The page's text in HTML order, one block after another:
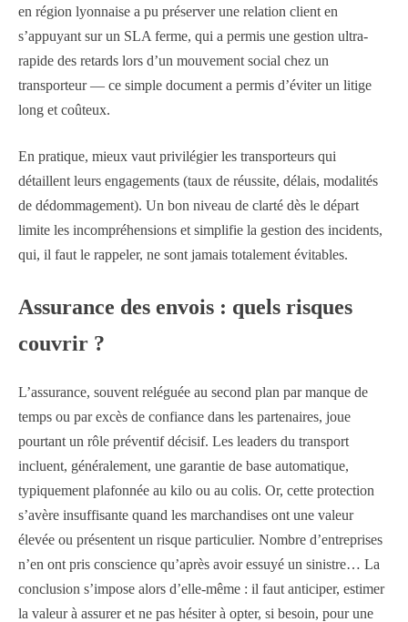
en région lyonnaise a pu préserver une relation client en
s’appuyant sur un SLA ferme, qui a permis une gestion ultra-
rapide des retards lors d’un mouvement social chez un
transporteur — ce simple document a permis d’éviter un litige
long et coûteux.
En pratique, mieux vaut privilégier les transporteurs qui
détaillent leurs engagements (taux de réussite, délais, modalités
de dédommagement). Un bon niveau de clarté dès le départ
limite les incompréhensions et simplifie la gestion des incidents,
qui, il faut le rappeler, ne sont jamais totalement évitables.
Assurance des envois : quels risques
couvrir ?
L’assurance, souvent reléguée au second plan par manque de
temps ou par excès de confiance dans les partenaires, joue
pourtant un rôle préventif décisif. Les leaders du transport
incluent, généralement, une garantie de base automatique,
typiquement plafonnée au kilo ou au colis. Or, cette protection
s’avère insuffisante quand les marchandises ont une valeur
élevée ou présentent un risque particulier. Nombre d’entreprises
n’en ont pris conscience qu’après avoir essuyé un sinistre… La
conclusion s’impose alors d’elle-même : il faut anticiper, estimer
la valeur à assurer et ne pas hésiter à opter, si besoin, pour une